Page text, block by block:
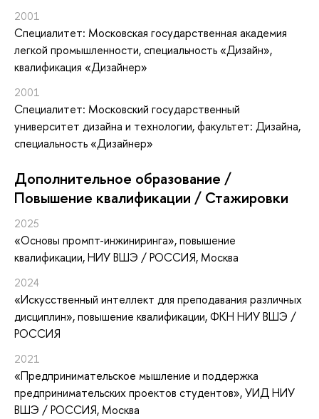
2001
Специалитет: Московская государственная академия
легкой промышленности, специальность «Дизайн»,
квалификация «Дизайнер»
2001
Специалитет: Московский государственный
университет дизайна и технологии, факультет: Дизайна,
специальность «Дизайнер»
Дополнительное образование /
Повышение квалификации / Стажировки
2025
«Основы промпт-инжиниринга», повышение
квалификации, НИУ ВШЭ / РОССИЯ, Москва
2024
«Искусственный интеллект для преподавания различных
дисциплин», повышение квалификации, ФКН НИУ ВШЭ /
РОССИЯ
2021
«Предпринимательское мышление и поддержка
предпринимательских проектов студентов», УИД НИУ
ВШЭ / РОССИЯ, Москва